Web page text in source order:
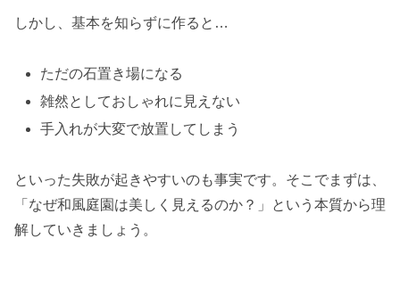
しかし、基本を知らずに作ると…
ただの石置き場になる
雑然としておしゃれに見えない
手入れが大変で放置してしまう
といった失敗が起きやすいのも事実です。そこでまずは、
「なぜ和風庭園は美しく見えるのか？」という本質から理
解していきましょう。